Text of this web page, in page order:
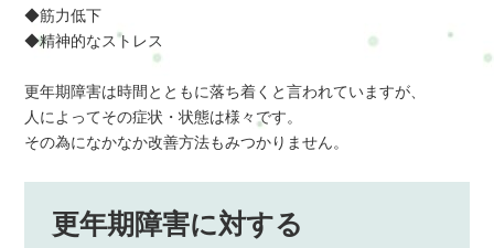
◆筋力低下
◆精神的なストレス
更年期障害は時間とともに落ち着くと言われていますが、
人によってその症状・状態は様々です。
その為になかなか改善方法もみつかりません。
更年期障害に対する